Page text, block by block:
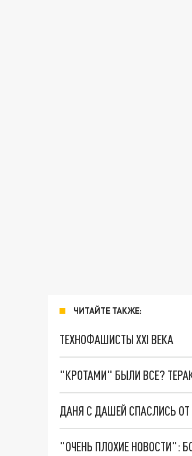
ЧИТАЙТЕ ТАКЖЕ:
ТЕХНОФАШИСТЫ XXI ВЕКА
"КРОТАМИ" БЫЛИ ВСЕ?
ДАНЯ С ДАШЕЙ СПАСЛИСЬ